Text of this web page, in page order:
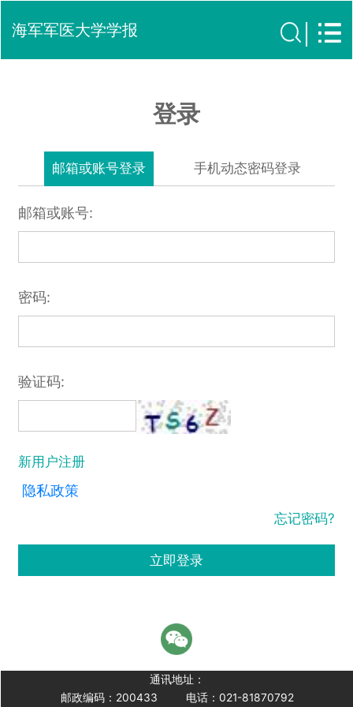
海军军医大学学报
登录
邮箱或账号登录 手机动态密码登录
邮箱或账号:
密码:
验证码:
新用户注册
隐私政策
忘记密码?
立即登录
通讯地址：
邮政编码：200433
电话：021-81870792